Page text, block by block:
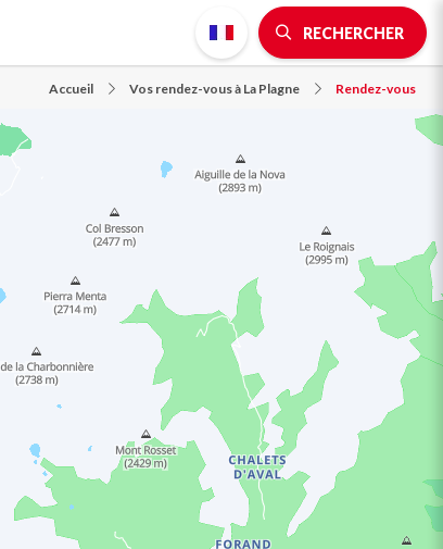
RECHERCHER
Accueil Vos rendez-vous à La Plagne Rendez-vous